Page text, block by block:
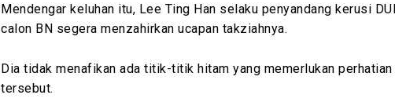
Mendengar keluhan itu, Lee Ting Han selaku penyandang kerusi
calon BN segera menzahirkan ucapan takziahnya.
Dia tidak menafikan ada titik-titik hitam yang memerlukan
tersebut.